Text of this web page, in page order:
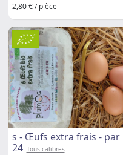
2,80 € / pièce
s - Œufs extra frais - par
24 Tous calibres